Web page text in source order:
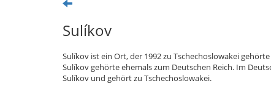
Sulíkov
Sulíkov ist ein Ort, der 1992 zu Tschechoslowakei
Sulíkov gehörte ehemals zum Deutschen Reich. Im
Sulíkov und gehört zu Tschechoslowakei.